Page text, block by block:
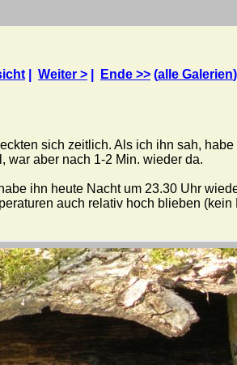
Weiter > Ende >> (alle Galerien)
sich zeitlich. Als ich ihn sah,
war aber nach 1-2 Min. wieder da.
ihn heute Nacht um 23.30 Uhr
auch relativ hoch blieben (kein